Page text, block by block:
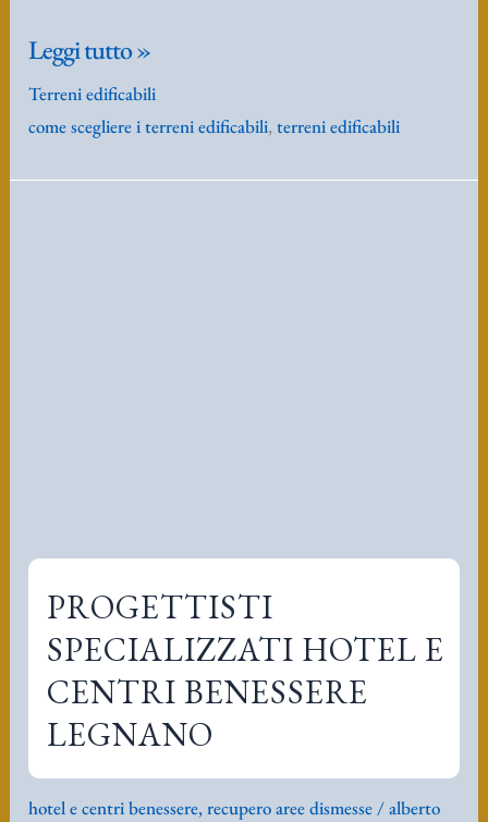
Rubrica
utilità
come
il
Leggi tutto »
Terreni edificabili
come scegliere i terreni edificabili,terreni edificabili
benessere
La realizzazione di un centro benessere in città
e cosa diversa che farlo in aree termali o
turistiche, tuttavia è possibile ottenere buoni
risultati a partire da una buona preesistenza,
qui presentiamo un esempio di analisi relativo
ad un progetto fatto da noi e poi un progetto
di miglioramento ipotetico come esercitazione.
Segue anche tutta una letteratura di progetti di